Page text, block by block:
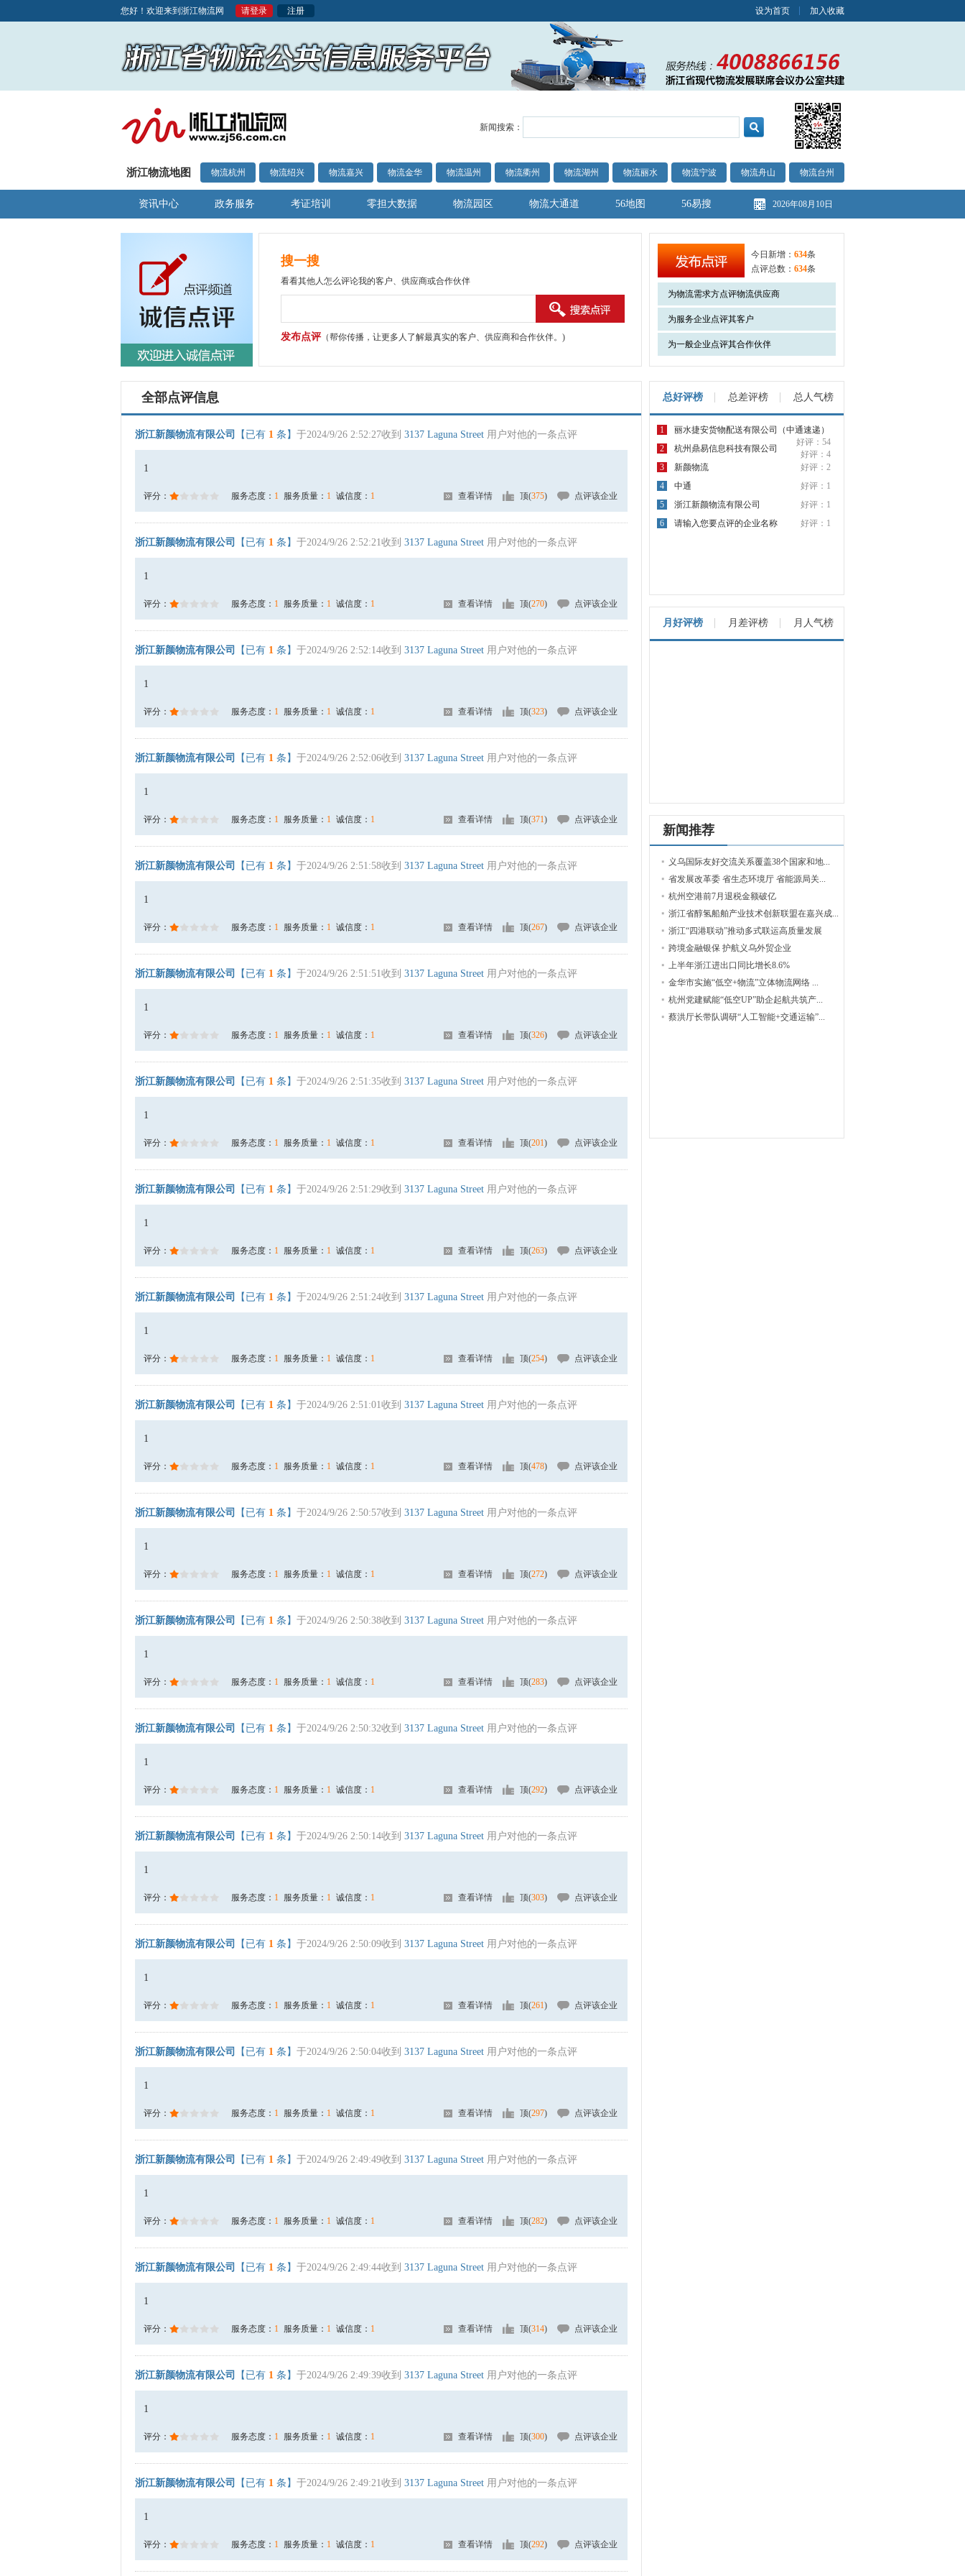
您好！欢迎来到浙江物流网 请登录 注册 设为首页 加入收藏
新闻搜索：
浙江物流地图 物流杭州 物流绍兴 物流嘉兴 物流金华 物流温州 物流衢州 物流湖州 物流丽水 物流宁波 物流舟山 物流台州
资讯中心 政务服务 考证培训 零担大数据 物流园区 物流大通道 56地图 56易搜 2026年08月10日
搜一搜
看看其他人怎么评论我的客户、供应商或合作伙伴
发布点评（帮你传播，让更多人了解最真实的客户、供应商和合作伙伴。)
今日新增： 634条
点评总数： 634条
为物流需求方点评物流供应商
为服务企业点评其客户
为一般企业点评其合作伙伴
全部点评信息
浙江新颜物流有限公司 【已有 1 条】 于2024/9/26 2:52:27收到 3137 Laguna Street 用户对他的一条点评
1
评分： 服务态度： 1 服务质量： 1 诚信度： 1 查看详情 顶(375) 点评该企业
浙江新颜物流有限公司 【已有 1 条】 于2024/9/26 2:52:21收到 3137 Laguna Street 用户对他的一条点评
1
评分： 服务态度： 1 服务质量： 1 诚信度： 1 查看详情 顶(270) 点评该企业
浙江新颜物流有限公司 【已有 1 条】 于2024/9/26 2:52:14收到 3137 Laguna Street 用户对他的一条点评
1
评分： 服务态度： 1 服务质量： 1 诚信度： 1 查看详情 顶(323) 点评该企业
浙江新颜物流有限公司 【已有 1 条】 于2024/9/26 2:52:06收到 3137 Laguna Street 用户对他的一条点评
1
评分： 服务态度： 1 服务质量： 1 诚信度： 1 查看详情 顶(371) 点评该企业
浙江新颜物流有限公司 【已有 1 条】 于2024/9/26 2:51:58收到 3137 Laguna Street 用户对他的一条点评
1
评分： 服务态度： 1 服务质量： 1 诚信度： 1 查看详情 顶(267) 点评该企业
浙江新颜物流有限公司 【已有 1 条】 于2024/9/26 2:51:51收到 3137 Laguna Street 用户对他的一条点评
1
评分： 服务态度： 1 服务质量： 1 诚信度： 1 查看详情 顶(326) 点评该企业
浙江新颜物流有限公司 【已有 1 条】 于2024/9/26 2:51:35收到 3137 Laguna Street 用户对他的一条点评
1
评分： 服务态度： 1 服务质量： 1 诚信度： 1 查看详情 顶(201) 点评该企业
浙江新颜物流有限公司 【已有 1 条】 于2024/9/26 2:51:29收到 3137 Laguna Street 用户对他的一条点评
1
评分： 服务态度： 1 服务质量： 1 诚信度： 1 查看详情 顶(263) 点评该企业
浙江新颜物流有限公司 【已有 1 条】 于2024/9/26 2:51:24收到 3137 Laguna Street 用户对他的一条点评
1
评分： 服务态度： 1 服务质量： 1 诚信度： 1 查看详情 顶(254) 点评该企业
浙江新颜物流有限公司 【已有 1 条】 于2024/9/26 2:51:01收到 3137 Laguna Street 用户对他的一条点评
1
评分： 服务态度： 1 服务质量： 1 诚信度： 1 查看详情 顶(478) 点评该企业
浙江新颜物流有限公司 【已有 1 条】 于2024/9/26 2:50:57收到 3137 Laguna Street 用户对他的一条点评
1
评分： 服务态度： 1 服务质量： 1 诚信度： 1 查看详情 顶(272) 点评该企业
浙江新颜物流有限公司 【已有 1 条】 于2024/9/26 2:50:38收到 3137 Laguna Street 用户对他的一条点评
1
评分： 服务态度： 1 服务质量： 1 诚信度： 1 查看详情 顶(283) 点评该企业
浙江新颜物流有限公司 【已有 1 条】 于2024/9/26 2:50:32收到 3137 Laguna Street 用户对他的一条点评
1
评分： 服务态度： 1 服务质量： 1 诚信度： 1 查看详情 顶(292) 点评该企业
浙江新颜物流有限公司 【已有 1 条】 于2024/9/26 2:50:14收到 3137 Laguna Street 用户对他的一条点评
1
评分： 服务态度： 1 服务质量： 1 诚信度： 1 查看详情 顶(303) 点评该企业
浙江新颜物流有限公司 【已有 1 条】 于2024/9/26 2:50:09收到 3137 Laguna Street 用户对他的一条点评
1
评分： 服务态度： 1 服务质量： 1 诚信度： 1 查看详情 顶(261) 点评该企业
浙江新颜物流有限公司 【已有 1 条】 于2024/9/26 2:50:04收到 3137 Laguna Street 用户对他的一条点评
1
评分： 服务态度： 1 服务质量： 1 诚信度： 1 查看详情 顶(297) 点评该企业
浙江新颜物流有限公司 【已有 1 条】 于2024/9/26 2:49:49收到 3137 Laguna Street 用户对他的一条点评
1
评分： 服务态度： 1 服务质量： 1 诚信度： 1 查看详情 顶(282) 点评该企业
浙江新颜物流有限公司 【已有 1 条】 于2024/9/26 2:49:44收到 3137 Laguna Street 用户对他的一条点评
1
评分： 服务态度： 1 服务质量： 1 诚信度： 1 查看详情 顶(314) 点评该企业
浙江新颜物流有限公司 【已有 1 条】 于2024/9/26 2:49:39收到 3137 Laguna Street 用户对他的一条点评
1
评分： 服务态度： 1 服务质量： 1 诚信度： 1 查看详情 顶(300) 点评该企业
浙江新颜物流有限公司 【已有 1 条】 于2024/9/26 2:49:21收到 3137 Laguna Street 用户对他的一条点评
1
评分： 服务态度： 1 服务质量： 1 诚信度： 1 查看详情 顶(292) 点评该企业
总好评榜 总差评榜 总人气榜
1
丽水捷安货物配送有限公司（中通速递）
好评：54
2 杭州鼎易信息科技有限公司
好评：4
3
新颜物流
好评：2
4
中通
好评：1
5
浙江新颜物流有限公司
好评：1
6
请输入您要点评的企业名称 好评：1
月好评榜 月差评榜 月人气榜
新闻推荐
义乌国际友好交流关系覆盖38个国家和地...
省发展改革委 省生态环境厅 省能源局关...
杭州空港前7月退税金额破亿
浙江省醇氢船舶产业技术创新联盟在嘉兴成...
浙江“四港联动”推动多式联运高质量发展
跨境金融银保 护航义乌外贸企业
上半年浙江进出口同比增长8.6%
金华市实施“低空+物流”立体物流网络 ...
杭州党建赋能“低空UP”助企起航共筑产...
蔡洪厅长带队调研“人工智能+交通运输”...